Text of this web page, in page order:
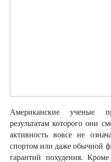
Американские ученые
результатам которого они
активность вовсе не
спортом или даже обычной
гарантий похудения.